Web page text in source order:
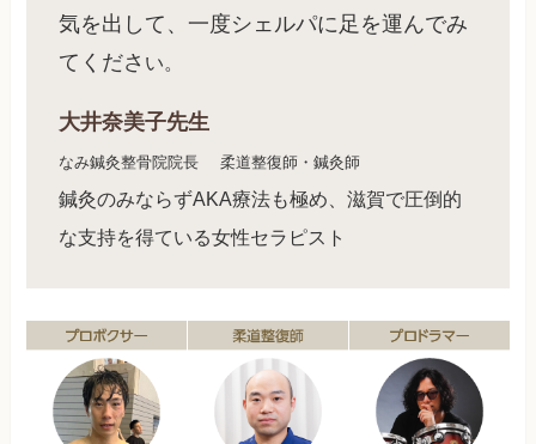
気を出して、一度シェルパに足を運んでみ
てくださ い。
大井奈美子先生
なみ鍼灸整骨院院長 柔道整復師・鍼灸師
鍼灸のみならずAKA療法も極め、滋賀で圧倒的
な支持を得ている女性セラピスト